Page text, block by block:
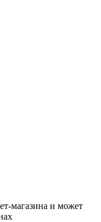
магазина и может